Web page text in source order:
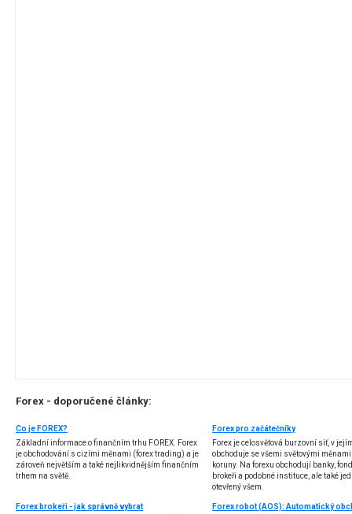
Forex - doporučené články:
Co je FOREX?
Základní informace o finančním trhu FOREX. Forex
je obchodování s cizími měnami (forex trading) a je
zároveň největším a také nejlikvidnějším finančním
trhem na světě.
Forex pro začátečníky
Forex je celosvětová burzovní síť, v
obchoduje se všemi světovými
koruny. Na forexu obchodují banky,
brokeři a podobné instituce, ale také
otevřený všem.
Forex brokeři - jak správně vybrat